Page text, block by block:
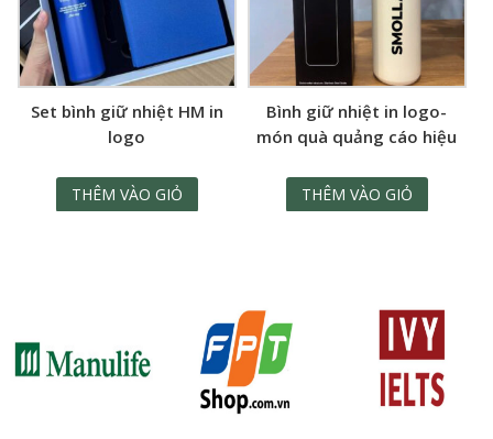
Set bình giữ nhiệt HM in
logo
THÊM VÀO GIỎ
Bình giữ nhiệt in logo-
món quà quảng cáo hiệu
THÊM VÀO GIỎ